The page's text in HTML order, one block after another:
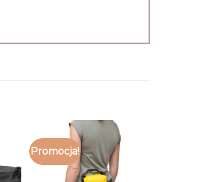
Promocja!